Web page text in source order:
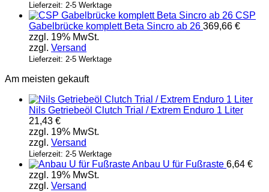
Lieferzeit: 2-5 Werktage
CSP
Gabelbrücke komplett Beta Sincro ab 26 369,66 €
zzgl. 19% MwSt.
zzgl. Versand
Lieferzeit: 2-5 Werktage
Am meisten gekauft
Nils Getriebeöl Clutch Trial / Extrem Enduro 1 Liter
21,43 €
zzgl. 19% MwSt.
zzgl. Versand
Lieferzeit: 2-5 Werktage
Anbau U für Fußraste 6,64 €
zzgl. 19% MwSt.
zzgl. Versand